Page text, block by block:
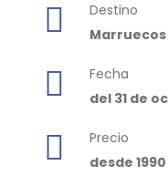
Destino
Marruecos
Fecha
del 31 de
Precio
desde